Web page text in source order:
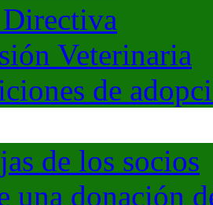
Veterinaria
de
de los socios
una donación